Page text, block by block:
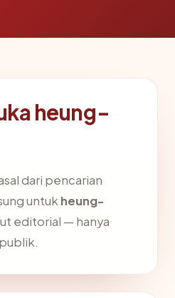
heung-
dari pencarian
untuk heung-
editorial — hanya